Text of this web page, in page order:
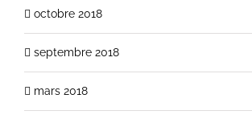
octobre 2018
septembre 2018
mars 2018